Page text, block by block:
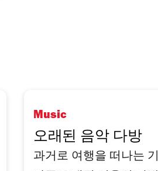
Music
오래된 음악 다방
과거로 여행을 떠나는